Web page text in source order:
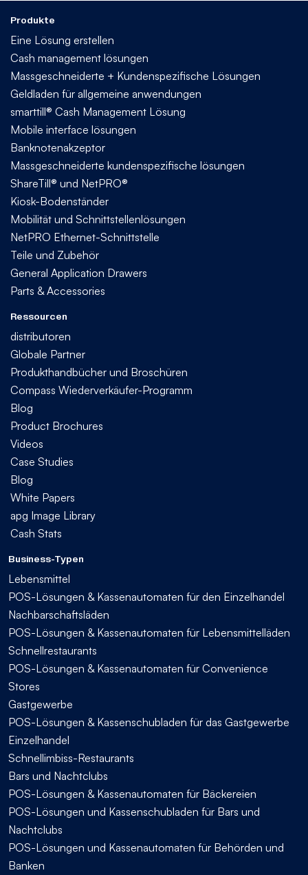
Produkte
Eine Lösung erstellen
Cash management lösungen
Massgeschneiderte + Kundenspezifische Lösungen
Geldladen für allgemeine anwendungen
smarttill® Cash Management Lösung
Mobile interface lösungen
Banknotenakzeptor
Massgeschneiderte kundenspezifische lösungen
ShareTill® und NetPRO®
Kiosk-Bodenständer
Mobilität und Schnittstellenlösungen
NetPRO Ethernet-Schnittstelle
Teile und Zubehör
General Application Drawers
Parts & Accessories
Ressourcen
distributoren
Globale Partner
Produkthandbücher und Broschüren
Compass Wiederverkäufer-Programm
Blog
Product Brochures
Videos
Case Studies
Blog
White Papers
apg Image Library
Cash Stats
Business-Typen
Lebensmittel
POS-Lösungen & Kassenautomaten für den Einzelhandel
Nachbarschaftsläden
POS-Lösungen & Kassenautomaten für Lebensmittelläden
Schnellrestaurants
POS-Lösungen & Kassenautomaten für Convenience
Stores
Gastgewerbe
POS-Lösungen & Kassenschubladen für das Gastgewerbe
Einzelhandel
Schnellimbiss-Restaurants
Bars und Nachtclubs
POS-Lösungen & Kassenautomaten für Bäckereien
POS-Lösungen und Kassenschubladen für Bars und
Nachtclubs
POS-Lösungen und Kassenautomaten für Behörden und
Banken